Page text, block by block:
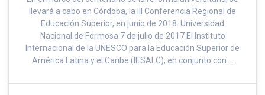
llevará a cabo en Córdoba, la III Conferencia Regional de
Educación Superior, en junio de 2018. Universidad
Nacional de Formosa 7 de julio de 2017 El Instituto
Internacional de la UNESCO para la Educación Superior de
América Latina y el Caribe (IESALC), en conjunto con …